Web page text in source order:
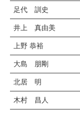
足代 訓史
井上 真由美
上野 恭裕
大島 朋剛
北居 明
木村 昌人